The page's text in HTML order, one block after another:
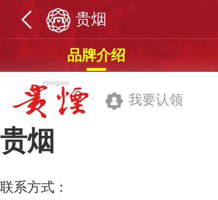
贵烟
品牌介绍
我要认领
贵烟
联系方式：